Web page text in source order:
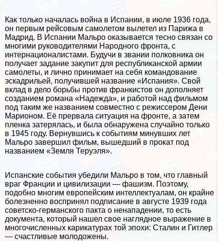
Как только началась война в Испании, в июле 1936 года,
он первым рейсовым самолетом вылетел из Парижа в
Мадрид. В Испании Мальро оказывается тесно связан со
многими руководителями Народного фронта, с
интернационалистами. Будучи в звании полковника он
получает задание закупит для республиканской армии
самолеты, и лично принимает на себя комaндование
эскадрильей, получившей название «Испания». Свой
вклад в дело борьбы против франкистов он дополняет
созданием романа «Надежда», и работой над фильмом
под таким же названием совместно с режиссером Дени
Марионом. Её прервала ситуация на фронте, а затем
пленка затерялась, и была обнаружена случайно только
в 1945 году. Вернувшись к событиям минувших лет
Мальро завершил фильм, вышедший в прокат под
названием «Земля Теруэля».
Испанские события убедили Мальро в том, что главный
враг Франции и цивилизации — фашизм. Поэтому,
подобно многим европейским интеллектуалам, он крайне
болезненно воспринял подписание в августе 1939 года
советско-германского пакта о ненападении, то есть
документа, который нашел свое наглядное выражение в
многочисленных карикатурах той эпохи: Сталин и Гитлер
— счастливые молодожены.